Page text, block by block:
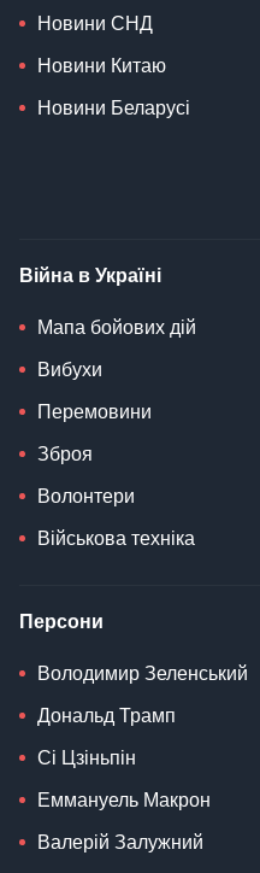
Новини СНД
Новини Китаю
Новини Беларусі
Війна в Україні
Мапа бойових дій
Вибухи
Перемовини
Зброя
Волонтери
Військова техніка
Персони
Володимир Зеленський
Дональд Трамп
Сі Цзіньпін
Еммануель Макрон
Валерій Залужний